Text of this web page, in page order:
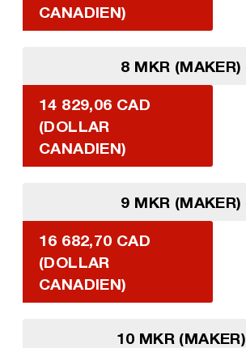
CANADIEN)
8 MKR (MAKER)
14 829,06 CAD
(DOLLAR
CANADIEN)
9 MKR (MAKER)
16 682,70 CAD
(DOLLAR
CANADIEN)
10 MKR (MAKER)